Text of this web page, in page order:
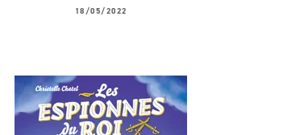
18/05/2022